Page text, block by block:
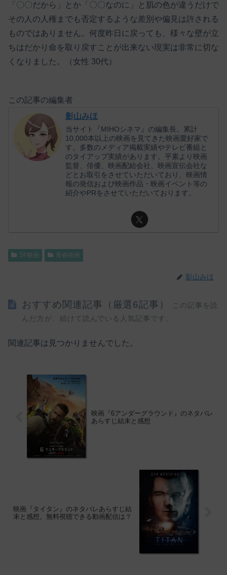
「〇〇だから」とか「〇〇なのに」と肌の色が違うだけで
その人の人権までも否定するような差別や偏見は許される
ものではありません。何度昨日に戻っても、様々な壁が立
ちはだかり命を取り戻すことが出来ない現実は非常に切な
くなりました。（女性 30代）
この記事の編集者
影山みほ
当サイト『MIHOシネマ』の編集長。累計
10,000本以上の映画を見てきた映画愛好家で
す。多数のメディア掲載実績やテレビ番組と
のタイアップ実績があります。平素より映画
監督、俳優、映画配給会社、映画宣伝会社な
どとお取引をさせていただいており、映画情
報の発信および映画作品・映画イベント等の
紹介やPRをさせていただいております。
SF映画 青春映画
影山みほ
おすすめ関連記事（厳選6記事）
この記事を読
んだ方が、続けて読んでいる人気記事です。
関連記事は見つかりませんでした。
映画『6アンダーグラウンド』のネタバレ
あらすじ結末と感想
映画『タイタン』のネタバレあらすじ結
末と感想。無料視聴できる動画配信は？